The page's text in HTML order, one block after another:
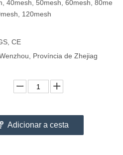
40mesh, 50mesh, 60mesh, 80me
120mesh
CE
Província de Zhejiag
Adicionar a cesta